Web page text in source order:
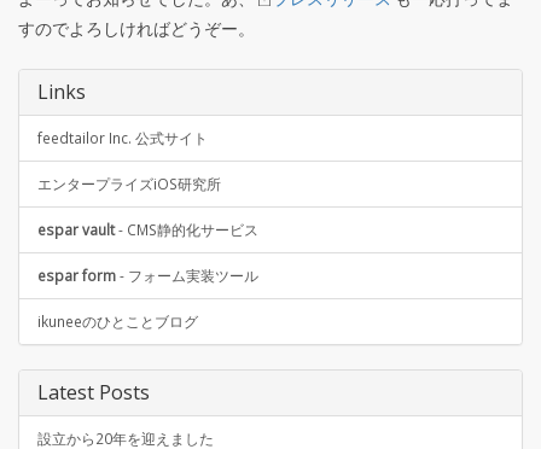
すのでよろしければどうぞー。
Links
feedtailor Inc. 公式サイト
エンタープライズiOS研究所
espar vault- CMS静的化サービス
espar form- フォーム実装ツール
ikuneeのひとことブログ
Latest Posts
設立から20年を迎えました